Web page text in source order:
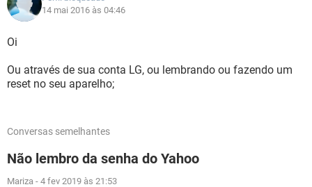
14 mai 2016 às 04:46
Oi
Ou através de sua conta LG, ou lembrando ou fazendo um
reset no seu aparelho;
Conversas semelhantes
Não lembro da senha do Yahoo
Mariza - 4 fev 2019 às 21:53